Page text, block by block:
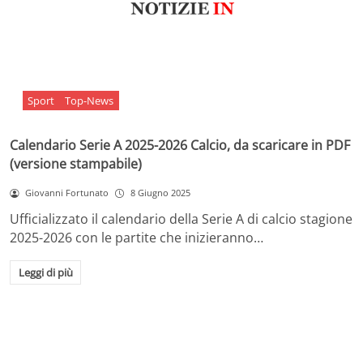
Sport Top-News
Calendario Serie A 2025-2026 Calcio, da scaricare in PDF
(versione stampabile)
Giovanni Fortunato 8 Giugno 2025
Ufficializzato il calendario della Serie A di calcio stagione
2025-2026 con le partite che inizieranno…
Leggi di più